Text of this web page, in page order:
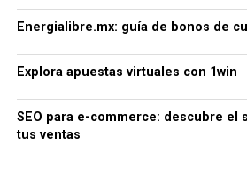
Energialibre.mx: guía de bonos de
Explora apuestas virtuales con 1win
SEO para e-commerce: descubre el
tus ventas